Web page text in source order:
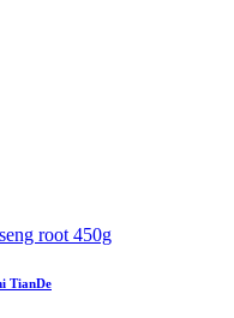
TianDe